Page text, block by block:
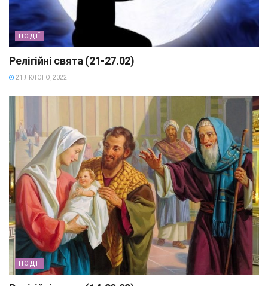
ПОДІЇ
Релігійні свята (21-27.02)
21 ЛЮТОГО, 2022
ПОДІЇ